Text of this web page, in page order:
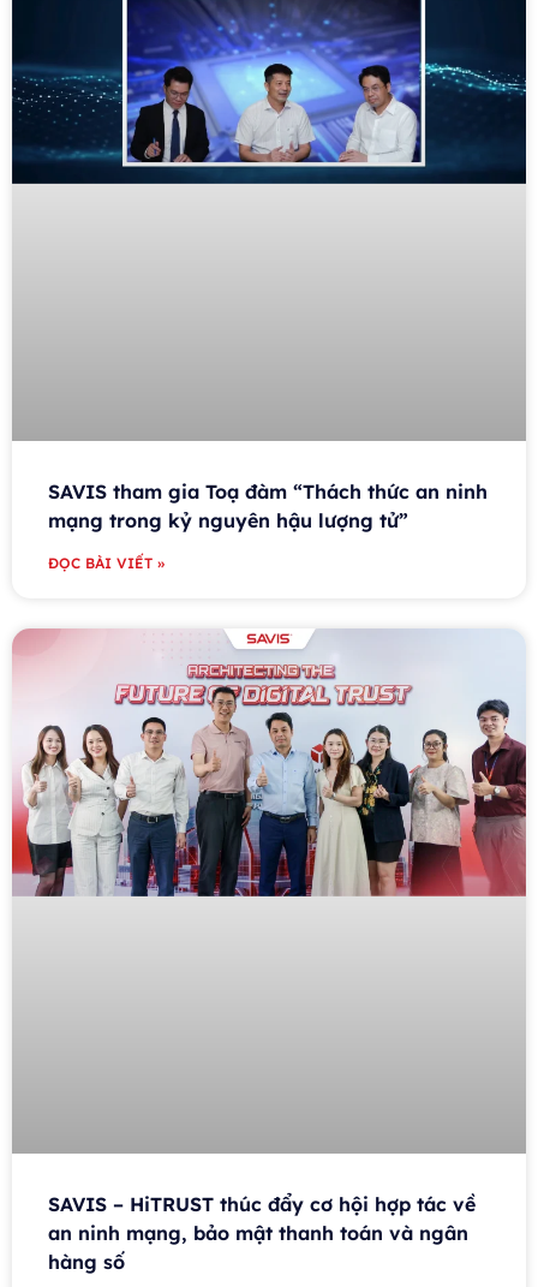
SAVIS tham gia Toạ đàm “Thách thức an ninh
mạng trong kỷ nguyên hậu lượng tử”
ĐỌC BÀI VIẾT »
SAVIS – HiTRUST thúc đẩy cơ hội hợp tác về
an ninh mạng, bảo mật thanh toán và ngân
hàng số